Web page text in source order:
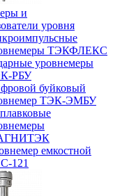
и
уровня
ТЭКФЛЕКС
уровнемеры
РБУ
буйковый
ТЭК-ЭМБУ
емкостной
121